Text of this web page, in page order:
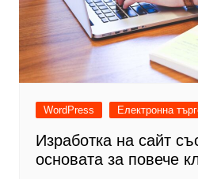
WordPress Електронна
Изработка на сайт
основата за повече